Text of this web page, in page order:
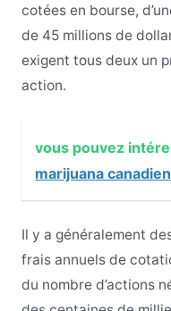
cotées en bourse,
de 45 millions de
exigent tous deux un
action.
vous pouvez
marijuana
Il y a généralement
frais annuels de
du nombre d’actions